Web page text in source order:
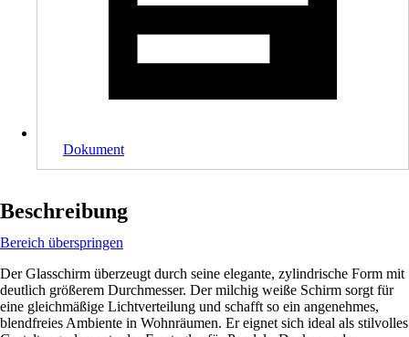
Dokument
Beschreibung
Bereich überspringen
Der Glasschirm überzeugt durch seine elegante, zylindrische Form mit
deutlich größerem Durchmesser. Der milchig weiße Schirm sorgt für
eine gleichmäßige Lichtverteilung und schafft so ein angenehmes,
blendfreies Ambiente in Wohnräumen. Er eignet sich ideal als stilvolles